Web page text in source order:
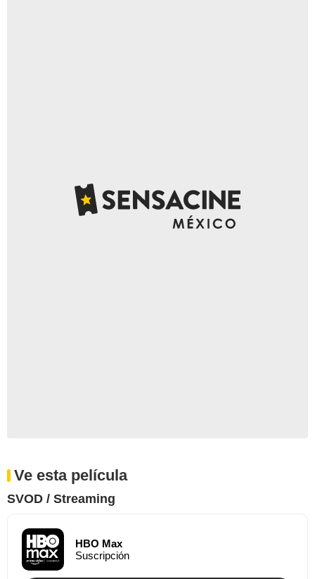
Ve esta película
SVOD / Streaming
HBO Max
Suscripción